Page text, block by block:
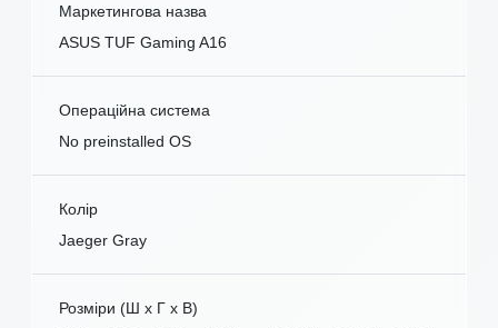
Маркетингова назва
ASUS TUF Gaming A16
Операційна система
No preinstalled OS
Колір
Jaeger Gray
Розміри (Ш x Г x В)